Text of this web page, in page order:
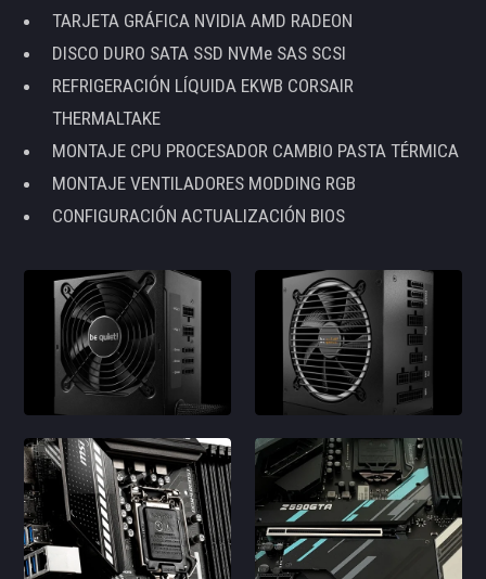
TARJETA GRÁFICA NVIDIA AMD RADEON
DISCO DURO SATA SSD NVMe SAS SCSI
REFRIGERACIÓN LÍQUIDA EKWB CORSAIR
THERMALTAKE
MONTAJE CPU PROCESADOR CAMBIO PASTA TÉRMICA
MONTAJE VENTILADORES MODDING RGB
CONFIGURACIÓN ACTUALIZACIÓN BIOS